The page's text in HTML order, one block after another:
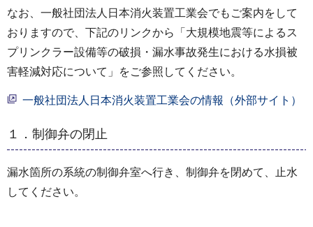
なお、一般社団法人日本消火装置工業会でもご案内をして
おりますので、下記のリンクから「大規模地震等によるス
プリンクラー設備等の破損・漏水事故発生における水損被
害軽減対応について」をご参照してください。
一般社団法人日本消火装置工業会の情報（外部サイト）
１．制御弁の閉止
漏水箇所の系統の制御弁室へ行き、制御弁を閉めて、止水
してください。